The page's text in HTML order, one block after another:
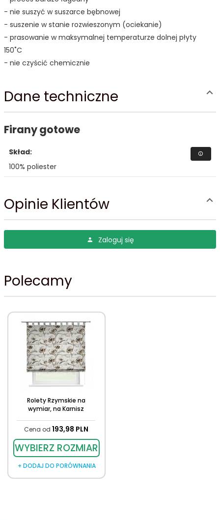
- nie suszyć w suszarce bębnowej
- suszenie w stanie rozwieszonym (ociekanie)
- prasowanie w maksymalnej temperaturze dolnej płyty
150˚C
- nie czyścić chemicznie
Dane techniczne
Firany gotowe
Skład:
100% poliester
Opinie Klientów
Zaloguj się
Polecamy
Rolety Rzymskie na
wymiar, na Karnisz
Cena od 193,98 PLN
WYBIERZ ROZMIAR
+ DODAJ DO PORÓWNANIA